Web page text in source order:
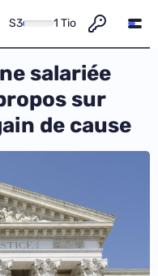
S3 1 Tio
salariée
sur
de cause